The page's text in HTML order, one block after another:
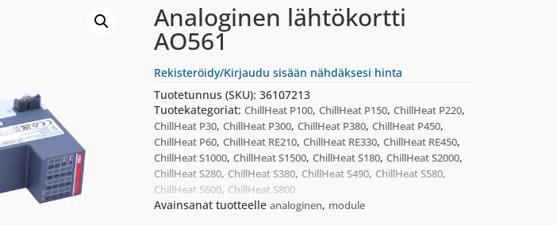
Analoginen lähtökortti
AO561
Rekisteröidy/Kirjaudu sisään nähdäksesi hinta
Tuotetunnus (SKU):36107213
Tuotekategoriat:ChillHeat P100,ChillHeat P150,ChillHeat P220,
ChillHeat P30,ChillHeat P300,ChillHeat P380,ChillHeat P450,
ChillHeat P60,ChillHeat RE210,ChillHeat RE330,ChillHeat RE450,
ChillHeat S1000,ChillHeat S1500,ChillHeat S180,ChillHeat S2000,
ChillHeat S280, ChillHeat S380, ChillHeat S490, ChillHeat S580,
ChillHeat S600, ChillHeat S800
Avainsanat tuotteelleanaloginen, module